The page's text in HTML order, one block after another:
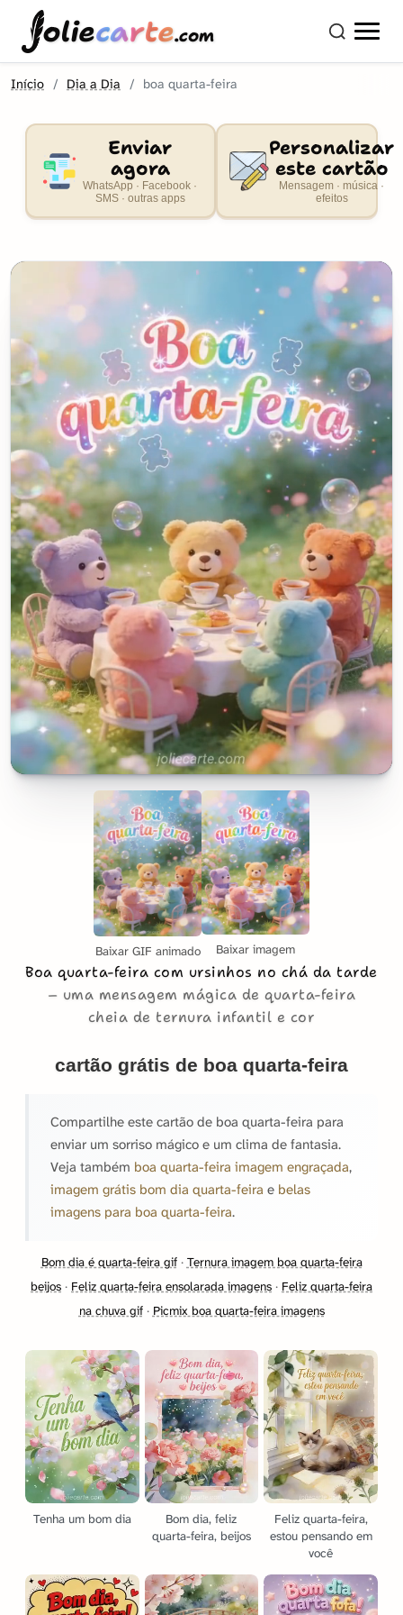
oliecarte.com
Início Dia a Dia boa quarta-feira
Enviar
agora
WhatsApp · Facebook ·
SMS · outras apps
Personalizar
este cartão
Mensagem · música ·
efeitos
Baixar GIF animado Baixar imagem
Boa quarta-feira com ursinhos no chá da tarde
uma mensagem mágica de quarta-feira
cheia de ternura infantil e cor
cartão grátis de boa quarta-feira
Compartilhe este cartão de boa quarta-feira para
enviar um sorriso mágico e um clima de fantasia.
Veja também boa quarta-feira imagem engraçada,
imagem grátis bom dia quarta-feira e belas
imagens para boa quarta-feira.
Bom dia é quarta-feira gif· Ternura imagem boa quarta-feira
beijos · Feliz quarta-feira ensolarada imagens · Feliz quarta-feira
na chuva gif· Picmix boa quarta-feira imagens
Tenha um bom dia
Bom dia, feliz
quarta-feira, beijos
Feliz quarta-feira,
estou pensando em
você